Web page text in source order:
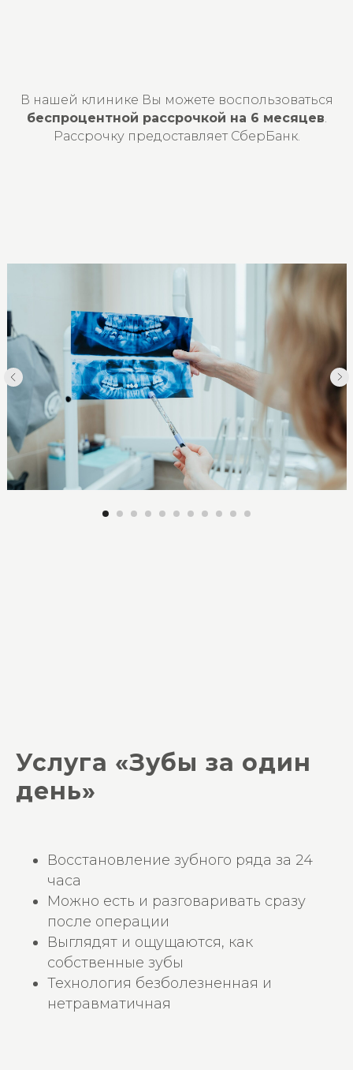
В нашей клинике Вы можете воспользоваться
беспроцентной рассрочкой на 6 месяцев.
Рассрочку предоставляет СберБанк.
Услуга «Зубы за один
день»
Восстановление зубного ряда за 24
часа
Можно есть и разговаривать сразу
после операции
Выглядят и ощущаются, как
собственные зубы
Технология безболезненная и
нетравматичная